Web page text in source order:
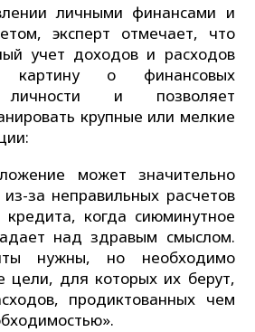
личными финансами и
эксперт отмечает, что
учет доходов и расходов
о финансовых
личности и позволяет
крупные или мелкие
может значительно
за неправильных расчетов
когда сиюминутное
над здравым смыслом.
нужны, но необходимо
цели, для которых их берут,
продиктованных чем